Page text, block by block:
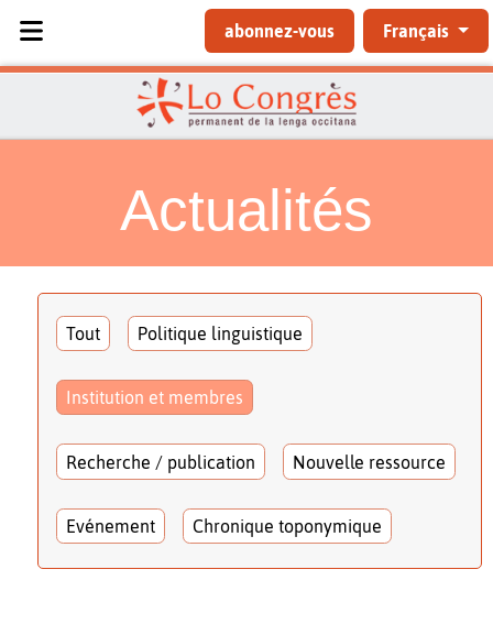
abonnez-vous Français
Actualités
Tout Politique linguistique
Institution et membres
Recherche / publication Nouvelle ressource
Evénement Chronique toponymique